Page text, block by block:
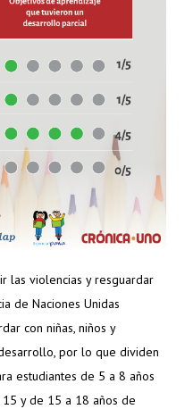
las violencias y resguardar
de Naciones Unidas
con niñas, niños y
por lo que dividen
estudiantes de 5 a 8 años
y de 15 a 18 años de